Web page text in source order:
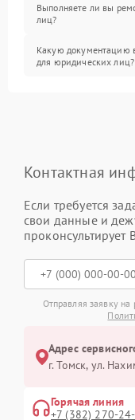
Выполняете ли вы
лиц?
Какую документацию
для юридических лиц?
Контактная
Если требуется
свои данные и
проконсультирует
Отправляя заявку
Адрес
г. Томск, ул.
Горячая линия
+7 (382) 270-